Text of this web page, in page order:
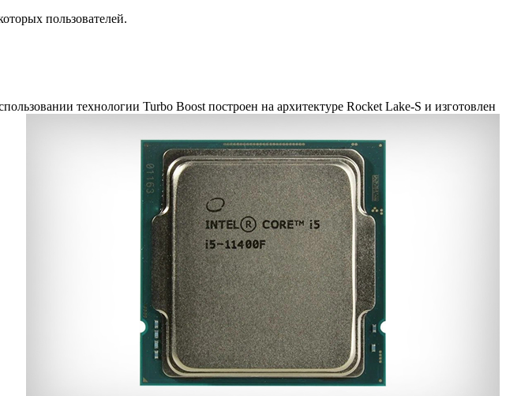
пользователей.
технологии Turbo Boost построен на архитектуре Rocket Lake-S и изготовлен